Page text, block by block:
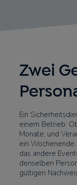
Zwei
Ein
einem Betrieb:
Monate, und
ein
das andere
denselben
gültigen